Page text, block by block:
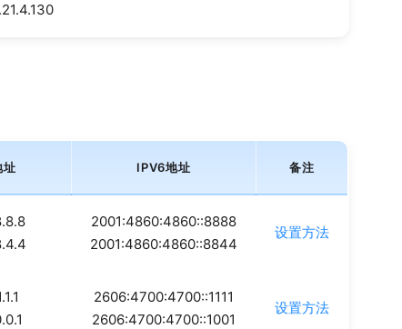
址 IPV6地址 备注
2001:4860:4860::8888
2001:4860:4860::8844
设置方法
2606:4700:4700::1111
2606:4700:4700::1001
设置方法